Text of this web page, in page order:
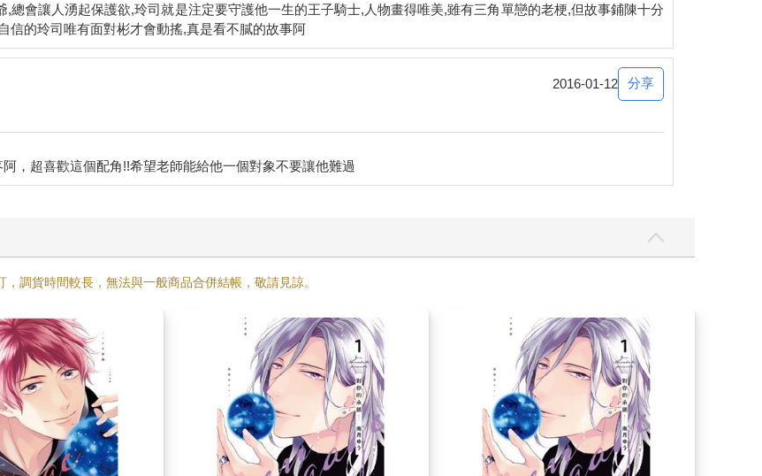
總會讓人湧起保護欲,玲司就是注定要守護他一生的王子騎士,人物畫得唯美,雖有三角單戀的老梗,但故事鋪陳十分
2016-01-12 分享
調貨時間較長，無法與一般商品合併結帳，敬請見諒。